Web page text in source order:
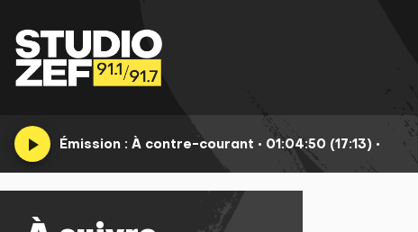
play_arrow Émission : À contre-courant • 01:04:50 (17:13) •